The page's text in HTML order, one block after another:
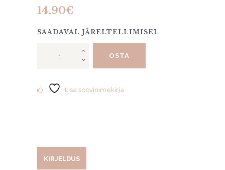
14.90€
SAADAVAL JÄRELTELLIMISEL
"Password"
OSTA
Lisa soovinimekirja
KIRJELDUS